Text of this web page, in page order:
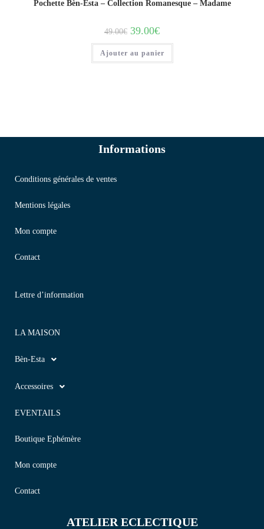
Pochette Bèn-Esta – Collection Romanesque – Madame
49.00€ 39.00€
Ajouter au panier
Informations
Conditions générales de ventes
Mentions légales
Mon compte
Contact
Lettre d’information
LA MAISON
Bèn-Esta
Accessoires
EVENTAILS
Boutique Ephémère
Mon compte
Contact
ATELIER ECLECTIQUE